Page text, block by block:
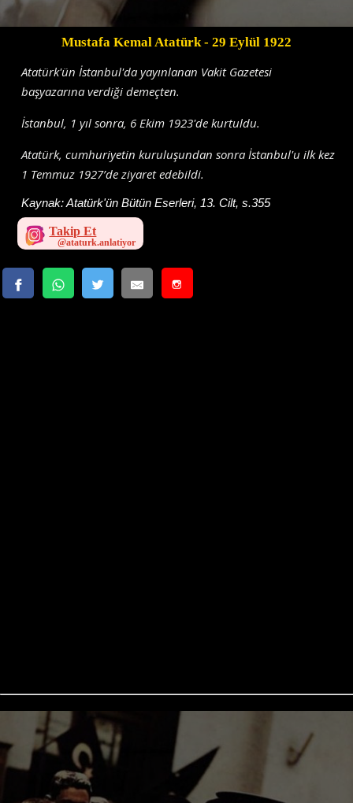
Mustafa Kemal Atatürk- 29 Eylül 1922
Atatürk'ün İstanbul'da yayınlanan Vakit Gazetesi
başyazarına verdiği demeçten.
İstanbul, 1 yıl sonra, 6 Ekim 1923'de kurtuldu.
Atatürk, cumhuriyetin kuruluşundan sonra İstanbul'u ilk kez
1 Temmuz 1927’de ziyaret edebildi.
Kaynak:Atatürk'ün Bütün Eserleri, 13. Cilt, s.355
Takip Et